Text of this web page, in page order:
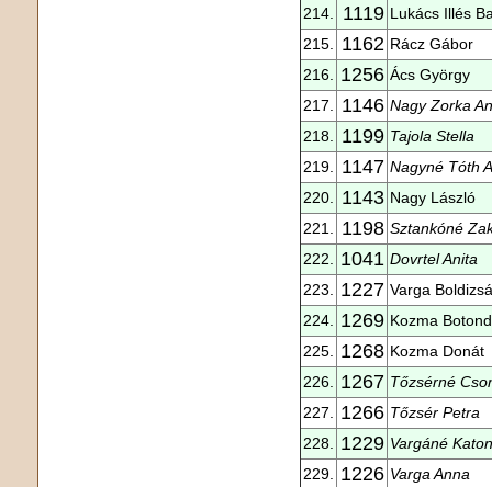
214.
1119 Lukács Illés
215.
1162 Rácz Gábor
216.
1256 Ács György
217.
1146 Nagy Zorka
218.
1199 Tajola Stella
219.
1147 Nagyné Tóth
220.
1143 Nagy László
221.
1198 Sztankóné
222.
1041 Dovrtel Anita
223.
1227 Varga
224.
1269 Kozma Botond
225.
1268 Kozma Donát
226.
1267 Tőzsérné
227.
1266 Tőzsér Petra
228.
1229 Vargáné
229.
1226 Varga Anna